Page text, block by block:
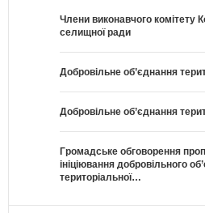
Члени виконавчого комітету
селищної ради
Добровільне об’єднання
Добровільне об’єднання
Громадське обговорення
ініціювання добровільного
територіальної…